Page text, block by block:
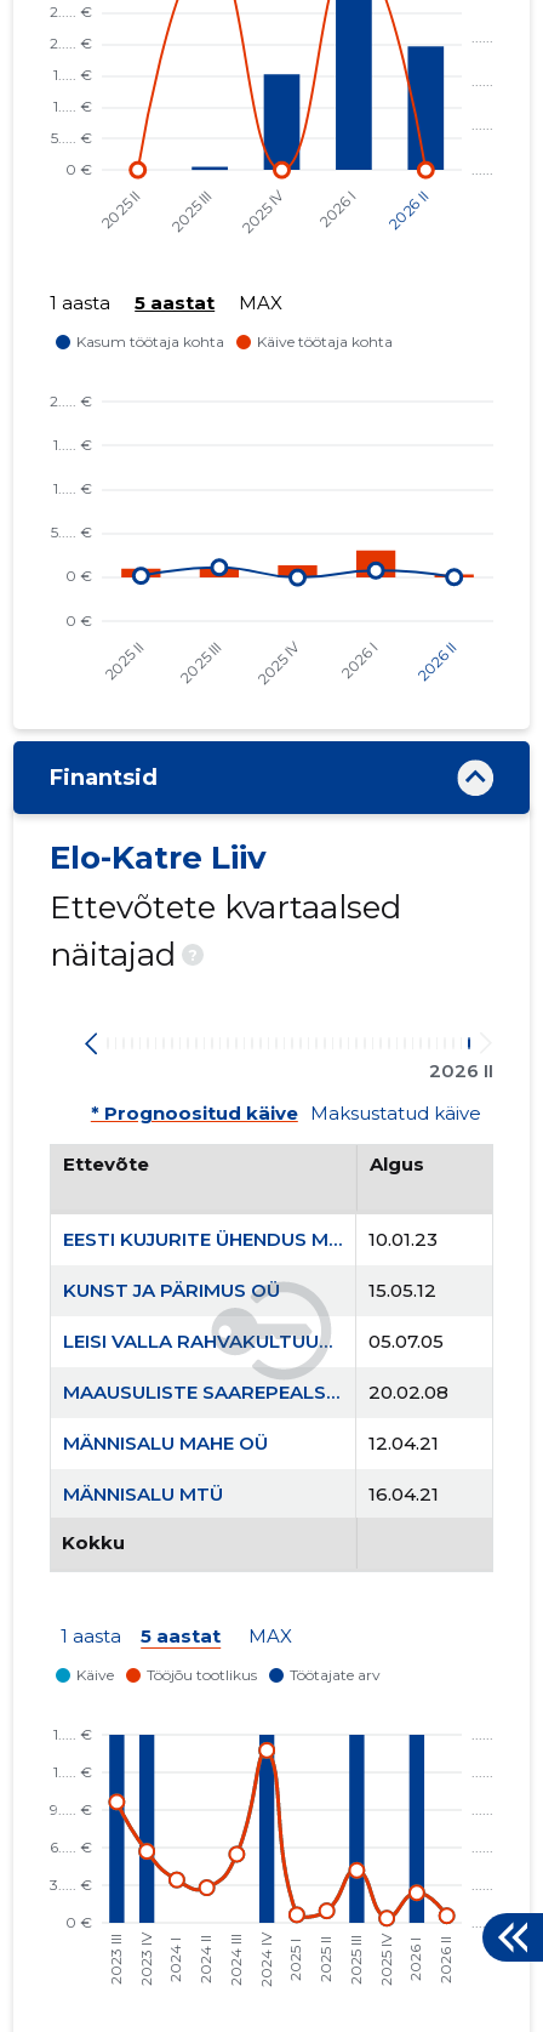
1 aasta 5 aastat MAX
Finantsid
Elo-Katre Liiv
Ettevõtete kvartaalsed
näitajad
?
2026 II
* Prognoositud käive Maksustatud käive
Ettevõte Algus
EESTI KUJURITE ÜHENDUS MTÜ 10.01.23
KUNST JA PÄRIMUS OÜ 15.05.12
LEISI VALLA RAHVAKULTUURI JA ARENGUSELTS LEISI VÄRKS MTÜ 05.07.05
MAAUSULISTE SAAREPEALSE KODA MTÜ 20.02.08
MÄNNISALU MAHE OÜ 12.04.21
MÄNNISALU MTÜ 16.04.21
VALGUSKLUBI MTÜ
Kokku
1 aasta 5 aastat MAX